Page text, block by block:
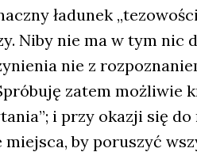
ładu­nek
Niby nie ma w tym
nie z
zatem moż­li­wie
i przy oka­zji się
by poru­szyć